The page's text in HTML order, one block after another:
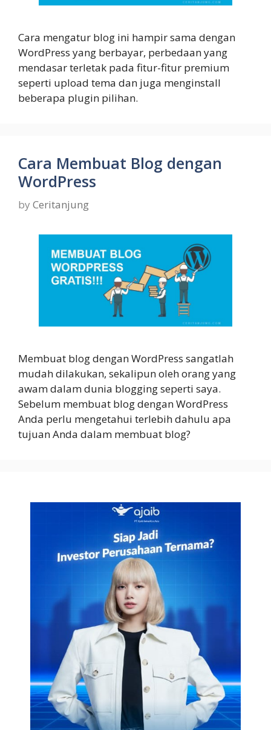
Cara mengatur blog ini hampir sama dengan
WordPress yang berbayar, perbedaan yang
mendasar terletak pada fitur-fitur premium
seperti upload tema dan juga menginstall
beberapa plugin pilihan.
Cara Membuat Blog dengan
WordPress
by Ceritanjung
Membuat blog dengan WordPress sangatlah
mudah dilakukan, sekalipun oleh orang yang
awam dalam dunia blogging seperti saya.
Sebelum membuat blog dengan WordPress
Anda perlu mengetahui terlebih dahulu apa
tujuan Anda dalam membuat blog?